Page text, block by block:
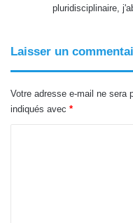
pluridisciplinaire,
Laisser un
Votre adresse e-mail ne sera
indiqués avec *